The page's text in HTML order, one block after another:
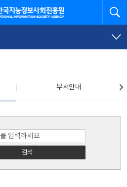
사회진흥원
부서안내
검색